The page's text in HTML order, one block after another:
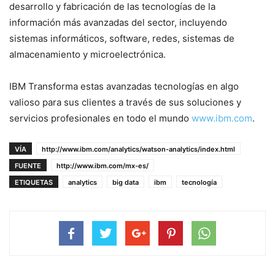
desarrollo y fabricación de las tecnologías de la
información más avanzadas del sector, incluyendo
sistemas informáticos, software, redes, sistemas de
almacenamiento y microelectrónica.
IBM Transforma estas avanzadas tecnologías en algo
valioso para sus clientes a través de sus soluciones y
servicios profesionales en todo el mundo www.ibm.com.
VÍA
http://www.ibm.com/analytics/watson-analytics/index.html
FUENTE
http://www.ibm.com/mx-es/
ETIQUETAS
analytics big data ibm tecnología